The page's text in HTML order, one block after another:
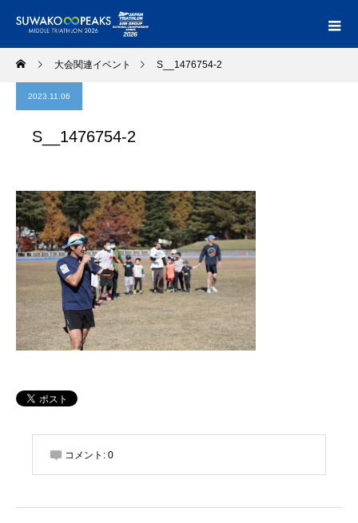
大会関連イベント S__1476754-2
2023.11.06
S__1476754-2
コメント: 0